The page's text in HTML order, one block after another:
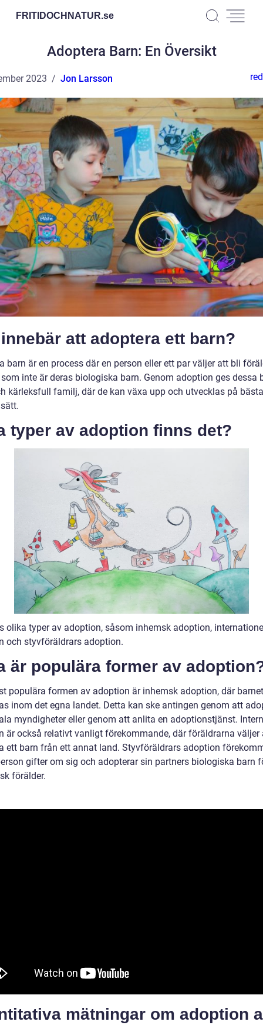
FRITIDOCHNATUR.se
Adoptera Barn: En Översikt
2023 Jon Larsson
att adoptera ett barn?
barn är en process där en person eller ett par väljer att bli
inte är deras biologiska barn. Genom adoption ges dessa
kärleksfull familj, där de kan växa upp och utvecklas på bästa
typer av adoption finns det?
olika typer av adoption, såsom inhemsk adoption,
och styvföräldrars adoption.
är populära former av
populära formen av adoption är inhemsk adoption, där barnet
inom det egna landet. Detta kan ske antingen genom att
myndigheter eller genom att anlita en adoptionstjänst.
är också relativt vanligt förekommande, där föräldrarna väljer
ett barn från ett annat land. Styvföräldrars adoption
gifter om sig och adopterar sin partners biologiska barn
förälder.
mätningar om adoption